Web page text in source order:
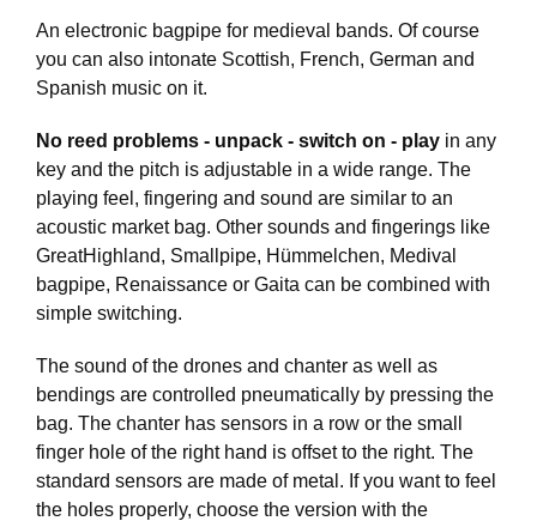
An electronic bagpipe for medieval bands. Of course
you can also intonate Scottish, French, German and
Spanish music on it.
No reed problems - unpack - switch on - play in any
key and the pitch is adjustable in a wide range. The
playing feel, fingering and sound are similar to an
acoustic market bag. Other sounds and fingerings like
GreatHighland, Smallpipe, Hümmelchen, Medival
bagpipe, Renaissance or Gaita can be combined with
simple switching.
The sound of the drones and chanter as well as
bendings are controlled pneumatically by pressing the
bag. The chanter has sensors in a row or the small
finger hole of the right hand is offset to the right. The
standard sensors are made of metal. If you want to feel
the holes properly, choose the version with the